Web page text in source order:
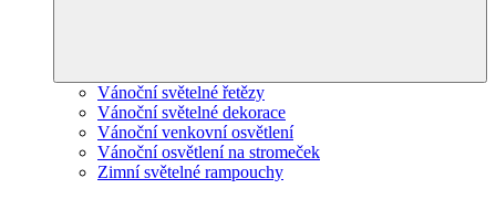
Vánoční světelné řetězy
Vánoční světelné dekorace
Vánoční venkovní osvětlení
Vánoční osvětlení na stromeček
Zimní světelné rampouchy